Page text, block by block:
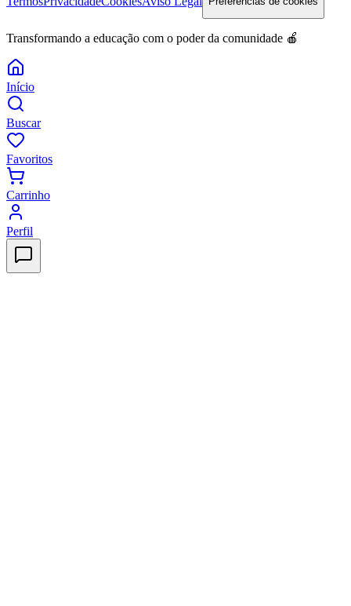
Transformando a educação com o poder da comunidade 🍎
Início
Buscar
Favoritos
Carrinho
Perfil